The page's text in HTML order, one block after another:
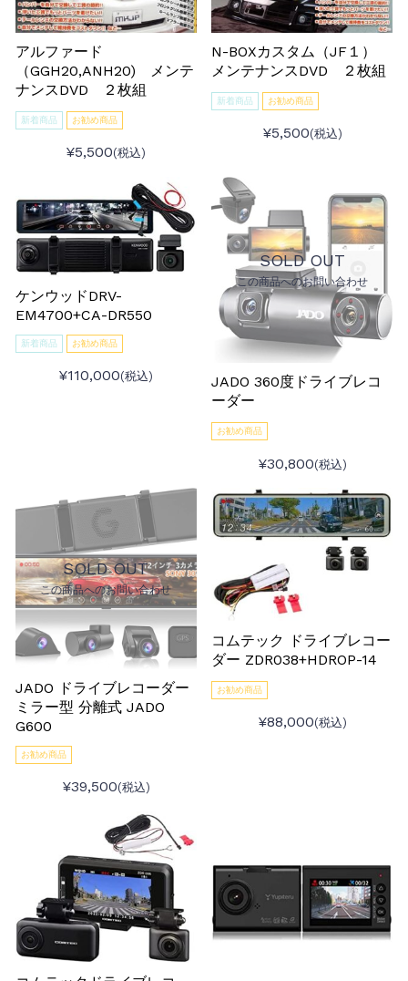
アルファード
（GGH20,ANH20) メンテ
ナンスDVD ２枚組
新着商品 お勧め商品
¥5,500(税込)
N-BOXカスタム（JF１）
メンテナンスDVD ２枚組
新着商品 お勧め商品
¥5,500(税込)
ケンウッドDRV-
EM4700+CA-DR550
新着商品 お勧め商品
¥110,000(税込)
SOLD OUT
この商品へのお問い合わせ
JADO 360度ドライブレコ
ーダー
お勧め商品
¥30,800(税込)
SOLD OUT
この商品へのお問い合わせ
JADO ドライブレコーダー
ミラー型 分離式 JADO
G600
お勧め商品
¥39,500(税込)
コムテック ドライブレコー
ダー ZDR038+HDROP-14
お勧め商品
¥88,000(税込)